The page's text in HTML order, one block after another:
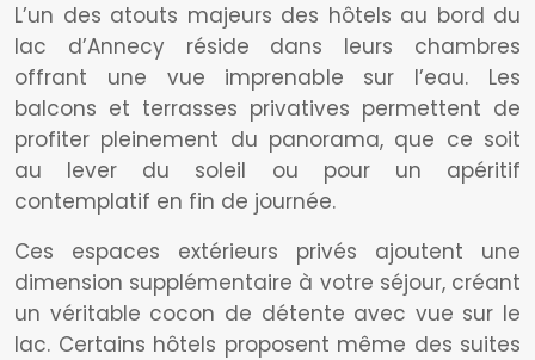
L’un des atouts majeurs des hôtels au bord du
lac d’Annecy réside dans leurs chambres
offrant une vue imprenable sur l’eau. Les
balcons et terrasses privatives permettent de
profiter pleinement du panorama, que ce soit
au lever du soleil ou pour un apéritif
contemplatif en fin de journée.
Ces espaces extérieurs privés ajoutent une
dimension supplémentaire à votre séjour, créant
un véritable cocon de détente avec vue sur le
lac. Certains hôtels proposent même des suites